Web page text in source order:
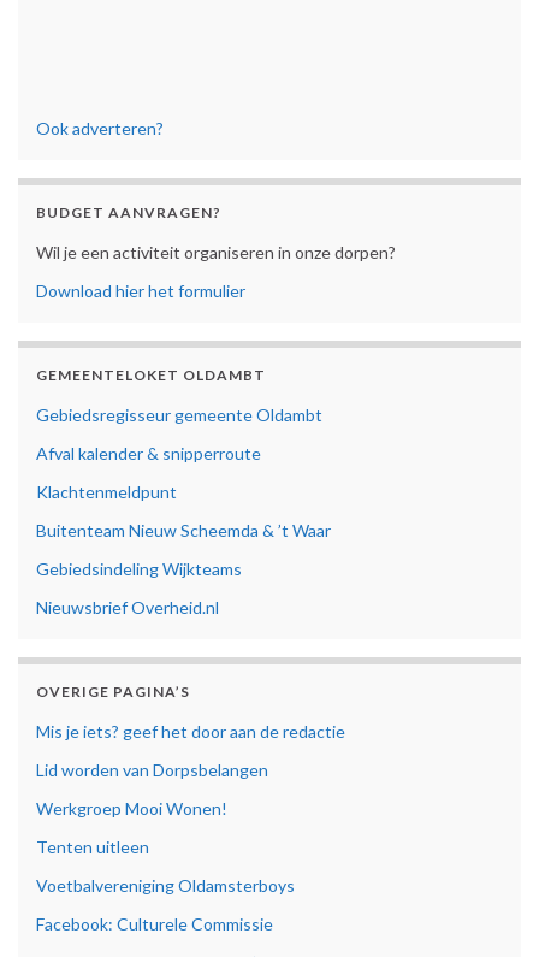
Ook adverteren?
BUDGET AANVRAGEN?
Wil je een activiteit organiseren in onze dorpen?
Download hier het formulier
GEMEENTELOKET OLDAMBT
Gebiedsregisseur gemeente Oldambt
Afval kalender & snipperroute
Klachtenmeldpunt
Buitenteam Nieuw Scheemda & ’t Waar
Gebiedsindeling Wijkteams
Nieuwsbrief Overheid.nl
OVERIGE PAGINA’S
Mis je iets? geef het door aan de redactie
Lid worden van Dorpsbelangen
Werkgroep Mooi Wonen!
Tenten uitleen
Voetbalvereniging Oldamsterboys
Facebook: Culturele Commissie